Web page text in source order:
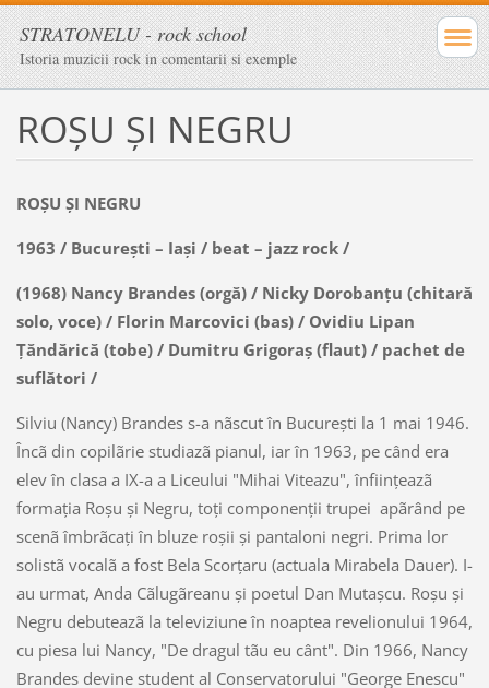
STRATONELU - rock school
Istoria muzicii rock in comentarii si exemple
ROŞU ŞI NEGRU
ROŞU ŞI NEGRU
1963 / Bucureşti – Iaşi / beat – jazz rock /
(1968) Nancy Brandes (orgă) / Nicky Dorobanţu (chitară
solo, voce) / Florin Marcovici (bas) / Ovidiu Lipan
Ţăndărică (tobe) / Dumitru Grigoraş (flaut) / pachet de
suflători /
Silviu (Nancy) Brandes s-a nãscut în Bucureşti la 1 mai 1946.
Încã din copilãrie studiazã pianul, iar în 1963, pe când era
elev în clasa a IX-a a Liceului "Mihai Viteazu", înfiinţeazã
formaţia Roşu şi Negru, toţi componenţii trupei apãrând pe
scenã îmbrãcaţi în bluze roşii şi pantaloni negri. Prima lor
solistã vocalã a fost Bela Scorţaru (actuala Mirabela Dauer). I-
au urmat, Anda Cãlugãreanu şi poetul Dan Mutaşcu. Roşu şi
Negru debuteazã la televiziune în noaptea revelionului 1964,
cu piesa lui Nancy, "De dragul tãu eu cânt". Din 1966, Nancy
Brandes devine student al Conservatorului "George Enescu"